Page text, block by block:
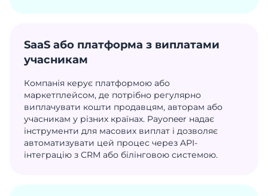
SaaS або платформа з виплатами
учасникам
Компанія керує платформою або
маркетплейсом, де потрібно регулярно
виплачувати кошти продавцям, авторам або
учасникам у різних країнах. Payoneer надає
інструменти для масових виплат і дозволяє
автоматизувати цей процес через API-
інтеграцію з CRM або білінговою системою.